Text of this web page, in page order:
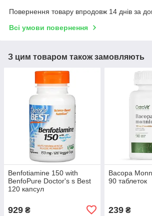
Повернення товару впродовж 14 днів за
Всі умови повернення
З цим товаром також замовляють
Benfotiamine 150 with
BenfoPure Doctor's s Best
120 капсул
929 ₴
Bacopa
90 таблеток
239₴